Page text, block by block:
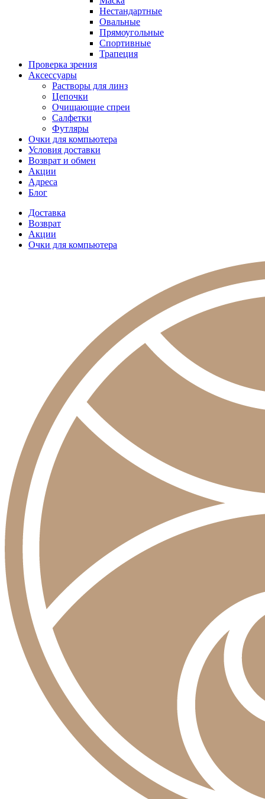
Нестандартные
Овальные
Прямоугольные
Спортивные
Трапеция
Проверка зрения
Аксессуары
Растворы для линз
Цепочки
Очищающие спреи
Салфетки
Футляры
Очки для компьютера
Условия доставки
Возврат и обмен
Акции
Адреса
Блог
Доставка
Возврат
Акции
Очки для компьютера